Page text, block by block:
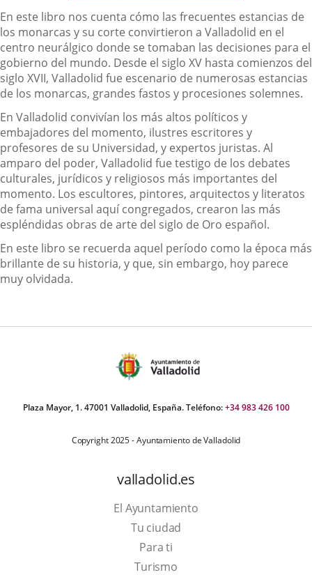
Descripción
En este libro nos cuenta cómo las frecuentes estancias de
los monarcas y su corte convirtieron a Valladolid en el
centro neurálgico donde se tomaban las decisiones para el
gobierno del mundo. Desde el siglo XV hasta comienzos del
siglo XVII, Valladolid fue escenario de numerosas estancias
de los monarcas, grandes fastos y procesiones solemnes.
En Valladolid convivían los más altos políticos y
embajadores del momento, ilustres escritores y
profesores de su Universidad, y expertos juristas. Al
amparo del poder, Valladolid fue testigo de los debates
culturales, jurídicos y religiosos más importantes del
momento. Los escultores, pintores, arquitectos y literatos
de fama universal aquí congregados, crearon las más
espléndidas obras de arte del siglo de Oro español.
En este libro se recuerda aquel período como la época más
brillante de su historia, y que, sin embargo, hoy parece
muy olvidada.
Plaza Mayor, 1. 47001 Valladolid, España. Teléfono:+34 983 426 100
Copyright 2025 - Ayuntamiento de Valladolid
valladolid.es
El Ayuntamiento
Tu ciudad
Para ti
TurismoEste